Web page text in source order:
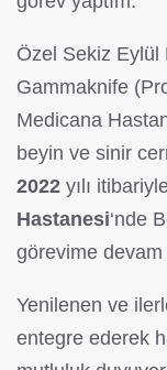
Özel Sekiz
Gammaknife
Medicana
beyin ve sinir
2022 yılı
Hastanesi‘nde
görevime
Yenilenen ve
entegre ederek